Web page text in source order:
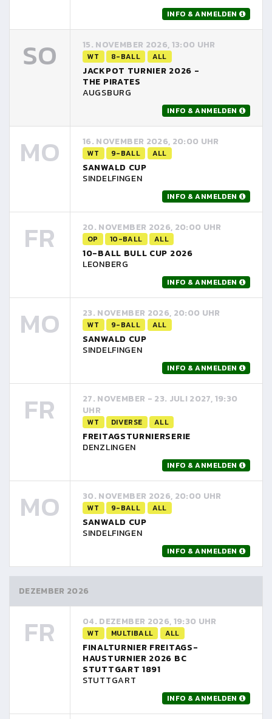
INFO & ANMELDEN
SO 15. NOVEMBER 2026, 13:00 UHR
WT 8-BALL ALL
JACKPOT TURNIER 2026 -
THE PIRATES
AUGSBURG
INFO & ANMELDEN
MO 16. NOVEMBER 2026, 20:00 UHR
WT 9-BALL ALL
SANWALD CUP
SINDELFINGEN
INFO & ANMELDEN
FR 20. NOVEMBER 2026, 20:00 UHR
OP 10-BALL ALL
10-BALL BULL CUP 2026
LEONBERG
INFO & ANMELDEN
MO 23. NOVEMBER 2026, 20:00 UHR
WT 9-BALL ALL
SANWALD CUP
SINDELFINGEN
INFO & ANMELDEN
FR
27. NOVEMBER - 23. JULI 2027, 19:30
UHR
WT DIVERSE ALL
FREITAGSTURNIERSERIE
DENZLINGEN
INFO & ANMELDEN
MO 30. NOVEMBER 2026, 20:00 UHR
WT 9-BALL ALL
SANWALD CUP
SINDELFINGEN
INFO & ANMELDEN
DEZEMBER 2026
FR 04. DEZEMBER 2026, 19:30 UHR
WT MULTIBALL ALL
FINALTURNIER FREITAGS-
HAUSTURNIER 2026 BC
STUTTGART 1891
STUTTGART
INFO & ANMELDEN